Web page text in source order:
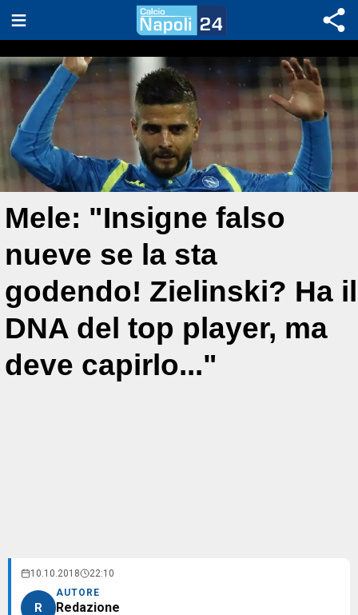
Mele: "Insigne falso
nueve se la sta
godendo! Zielinski? Ha il
DNA del top player, ma
deve capirlo..."
10.10.2018 22:10
R
AUTORE
Redazione